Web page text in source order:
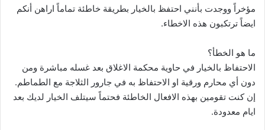
مؤخراً ووجدت بأنني احتفظ بالخيار بطريقة خاطئة تماماً اراهن أنكم
ايضاً ترتكبون هذه الاخطاء.
ما هو الخطأ؟
الاحتفاظ بالخيار في حاوية محكمة الاغلاق بعد غسله مباشرة ومن
دون أي محارم ورقية او الاحتفاظ به في جارور الثلاجة مع الطماطم.
إن كنت تقومين بهذه الافعال الخاطئة فحتماً سيتلف الخيار لديك بعد
ايام معدودة.